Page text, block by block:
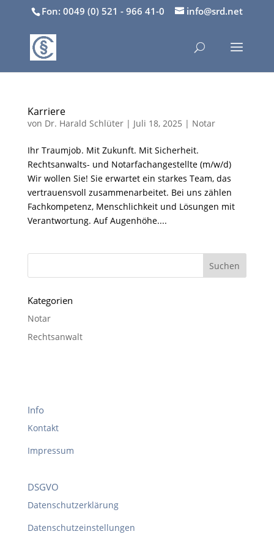
Fon: 0049 (0) 521 - 966 41-0 info@srd.net
Karriere
von Dr. Harald Schlüter| Juli 18, 2025 | Notar
Ihr Traumjob. Mit Zukunft. Mit Sicherheit.
Rechtsanwalts- und Notarfachangestellte (m/w/d)
Wir wollen Sie! Sie erwartet ein starkes Team, das
vertrauensvoll zusammenarbeitet. Bei uns zählen
Fachkompetenz, Menschlichkeit und Lösungen mit
Verantwortung. Auf Augenhöhe....
Kategorien
Notar
Rechtsanwalt
Info
Kontakt
Impressum
DSGVO
Datenschutzerklärung
Datenschutzeinstellungen